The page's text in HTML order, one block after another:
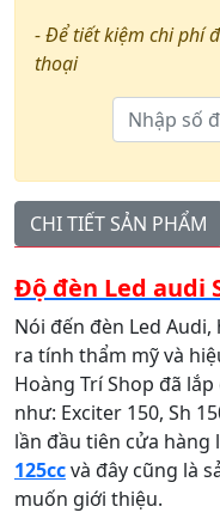
- Để tiết kiệm chi phí
thoại
CHI TIẾT SẢN PHẨM
Độ đèn Led audi
Nói đến đèn Led
ra tính thẩm mỹ và
Hoàng Trí Shop đã
như: Exciter 150, Sh
lần đầu tiên cửa hàng
125ccvà đây cũng là
muốn giới thiệu.